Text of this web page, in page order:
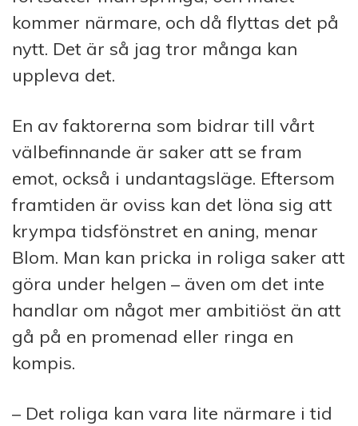
kommer närmare, och då flyttas det på
nytt. Det är så jag tror många kan
uppleva det.
En av faktorerna som bidrar till vårt
välbefinnande är saker att se fram
emot, också i undantagsläge. Eftersom
framtiden är oviss kan det löna sig att
krympa tidsfönstret en aning, menar
Blom. Man kan pricka in roliga saker att
göra under helgen – även om det inte
handlar om något mer ambitiöst än att
gå på en promenad eller ringa en
kompis.
– Det roliga kan vara lite närmare i tid